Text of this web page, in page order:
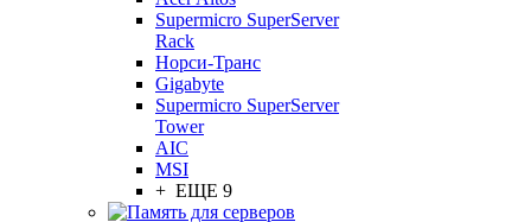
Supermicro SuperServer
Rack
Норси-Транс
Gigabyte
Supermicro SuperServer
Tower
AIC
MSI
+ ЕЩЕ 9